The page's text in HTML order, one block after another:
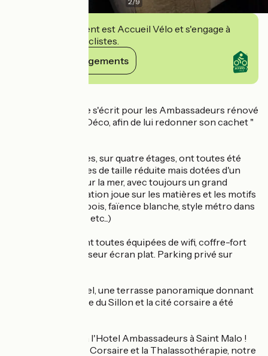
Cet établissement est Accueil Vélo et s'engage à
accueillir des cyclistes.
Voir ses engagements
Une page nouvelle s'écrit pour les Ambassadeurs rénové
dans un style Art Déco, afin de lui redonner son cachet "
Les vingt chambres, sur quatre étages, ont toutes été
rénovées, certaines de taille réduite mais dotées d'un
balcon donnant sur la mer, avec toujours un grand
confort. La décoration joue sur les matières et les motifs
(chrome brillant, bois, faïence blanche, style métro dans
les salles de bains, etc...)
Les chambres sont toutes équipées de wifi, coffre-fort
individuel et téléviseur écran plat. Parking privé sur
Sur le toit de l'hôtel, une terrasse panoramique donnant
sur la Grande Plage du Sillon et la cité corsaire a été
Alors bienvenue à l'Hotel Ambassadeurs à Saint Malo !
Situé entre la Cité Corsaire et la Thalassothérapie, notre